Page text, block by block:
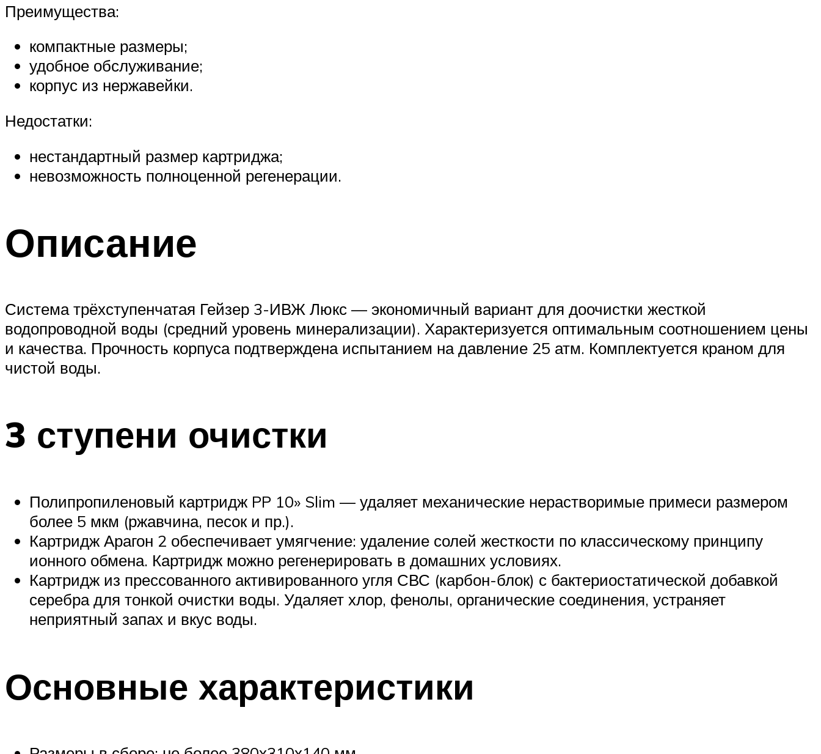
Преимущества:
компактные размеры;
удобное обслуживание;
корпус из нержавейки.
Недостатки:
нестандартный размер картриджа;
невозможность полноценной регенерации.
Описание
Система трёхступенчатая Гейзер 3-ИВЖ Люкс — экономичный вариант для доочистки жесткой
водопроводной воды (средний уровень минерализации). Характеризуется оптимальным соотношением цены
и качества. Прочность корпуса подтверждена испытанием на давление 25 атм. Комплектуется краном для
чистой воды.
3 ступени очистки
Полипропиленовый картридж PP 10» Slim — удаляет механические нерастворимые примеси размером
более 5 мкм (ржавчина, песок и пр.).
Картридж Арагон 2 обеспечивает умягчение: удаление солей жесткости по классическому принципу
ионного обмена. Картридж можно регенерировать в домашних условиях.
Картридж из прессованного активированного угля СВС (карбон-блок) с бактериостатической добавкой
серебра для тонкой очистки воды. Удаляет хлор, фенолы, органические соединения, устраняет
неприятный запах и вкус воды.
Основные характеристики